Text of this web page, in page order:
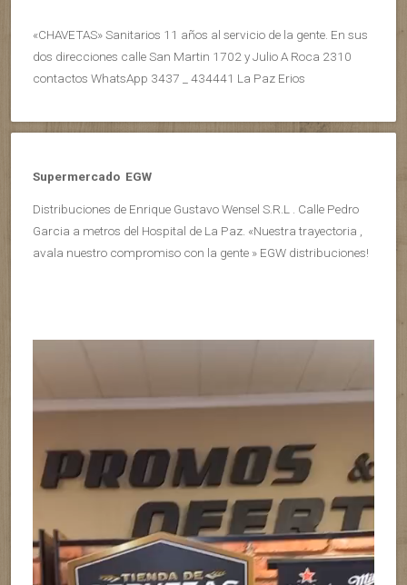
«CHAVETAS» Sanitarios 11 años al servicio de la gente. En sus
dos direcciones calle San Martin 1702 y Julio A Roca 2310
contactos WhatsApp 3437 _ 434441 La Paz Erios
Supermercado EGW
Distribuciones de Enrique Gustavo Wensel S.R.L . Calle Pedro
Garcia a metros del Hospital de La Paz. «Nuestra trayectoria ,
avala nuestro compromiso con la gente » EGW distribuciones!